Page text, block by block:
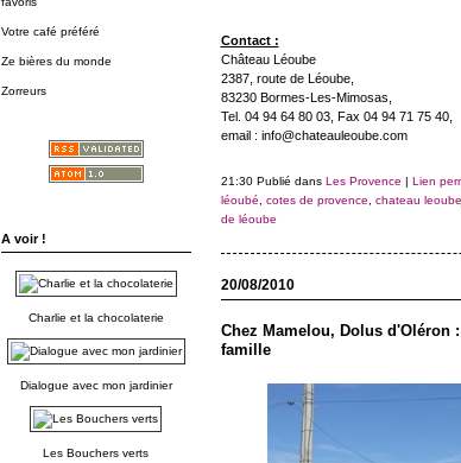
Votre café préféré
Ze bières du monde
Zorreurs
A voir !
Charlie et la chocolaterie
Dialogue avec mon jardinier
Les Bouchers verts
Contact :
Château Léoube
2387, route de Léoube,
83230 Bormes-Les-Mimosas,
Tel. 04 94 64 80 03, Fax 04 94 71 75 40,
email : info@chateauleoube.com
21:30 Publié dans Les Provence | Lien
léoubé
cotes de provence chateau leoube
de léoube
20/08/2010
Chez Mamelou, Dolus d'Oléron
famille